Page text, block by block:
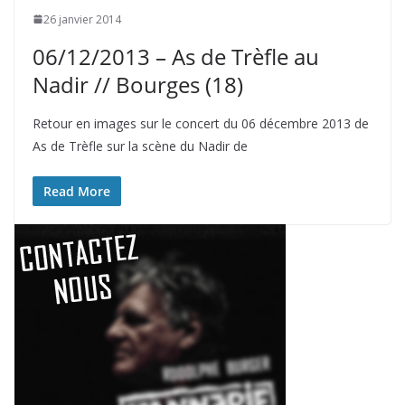
26 janvier 2014
06/12/2013 – As de Trèfle au
Nadir // Bourges (18)
Retour en images sur le concert du 06 décembre 2013 de
As de Trèfle sur la scène du Nadir de
Read More